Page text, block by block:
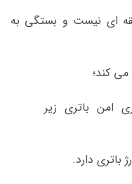
ای نیست و بستگی به
کند؛
امن باتری زیر
باتری دارد.